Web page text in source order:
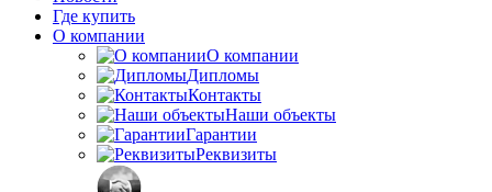
Где купить
О компании
О компании
Дипломы
Контакты
Наши объекты
Гарантии
Реквизиты